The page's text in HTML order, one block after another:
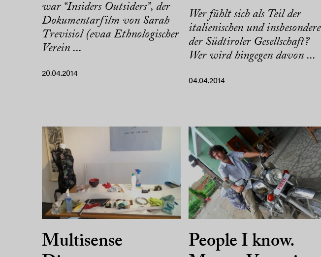
war “Insiders Outsiders”, der
Dokumentarfilm von Sarah
Trevisiol (evaa Ethnologischer
Verein ...
20.04.2014
Wer fühlt sich als Teil der
italienischen und insbesondere
der Südtiroler Gesellschaft?
Wer wird hingegen davon ...
04.04.2014
Multisense
People I know.